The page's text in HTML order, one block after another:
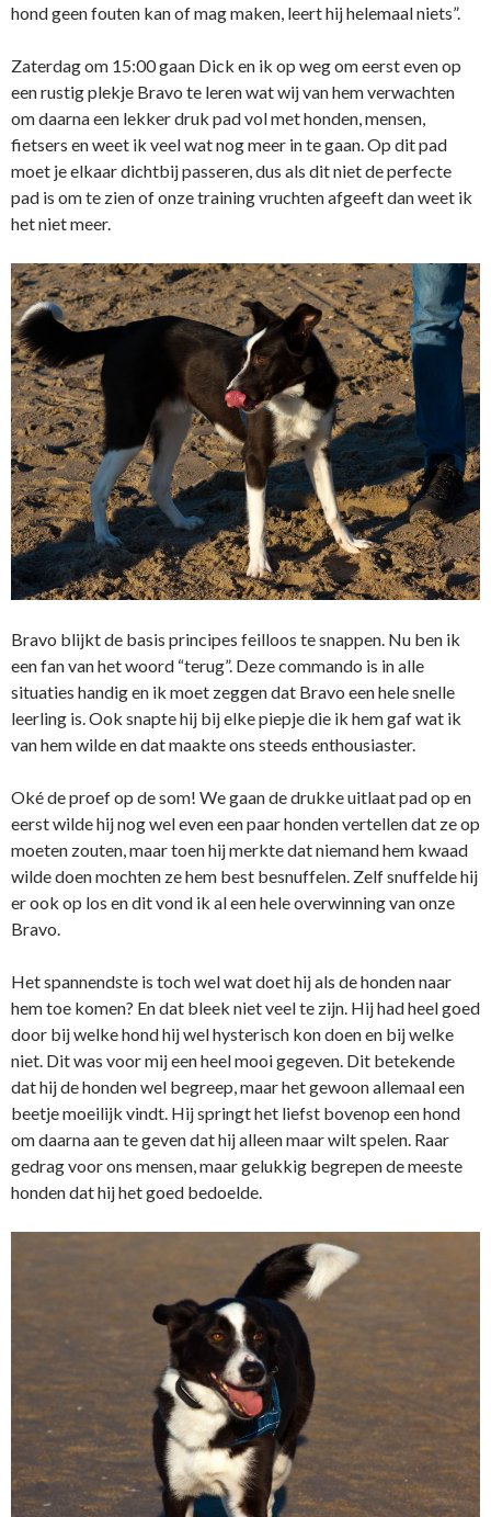
hond geen fouten kan of mag maken, leert hij helemaal niets”.
Zaterdag om 15:00 gaan Dick en ik op weg om eerst even op
een rustig plekje Bravo te leren wat wij van hem verwachten
om daarna een lekker druk pad vol met honden, mensen,
fietsers en weet ik veel wat nog meer in te gaan. Op dit pad
moet je elkaar dichtbij passeren, dus als dit niet de perfecte
pad is om te zien of onze training vruchten afgeeft dan weet ik
het niet meer.
Bravo blijkt de basis principes feilloos te snappen. Nu ben ik
een fan van het woord “terug”. Deze commando is in alle
situaties handig en ik moet zeggen dat Bravo een hele snelle
leerling is. Ook snapte hij bij elke piepje die ik hem gaf wat ik
van hem wilde en dat maakte ons steeds enthousiaster.
Oké de proef op de som! We gaan de drukke uitlaat pad op en
eerst wilde hij nog wel even een paar honden vertellen dat ze op
moeten zouten, maar toen hij merkte dat niemand hem kwaad
wilde doen mochten ze hem best besnuffelen. Zelf snuffelde hij
er ook op los en dit vond ik al een hele overwinning van onze
Bravo.
Het spannendste is toch wel wat doet hij als de honden naar
hem toe komen? En dat bleek niet veel te zijn. Hij had heel goed
door bij welke hond hij wel hysterisch kon doen en bij welke
niet. Dit was voor mij een heel mooi gegeven. Dit betekende
dat hij de honden wel begreep, maar het gewoon allemaal een
beetje moeilijk vindt. Hij springt het liefst bovenop een hond
om daarna aan te geven dat hij alleen maar wilt spelen. Raar
gedrag voor ons mensen, maar gelukkig begrepen de meeste
honden dat hij het goed bedoelde.